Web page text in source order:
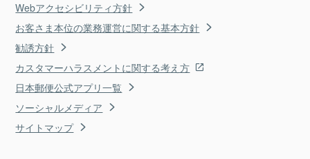
Webアクセシビリティ方針
お客さま本位の業務運営に関する基本方針
勧誘方針
カスタマーハラスメントに関する考え方
日本郵便公式アプリ一覧
ソーシャルメディア
サイトマップ